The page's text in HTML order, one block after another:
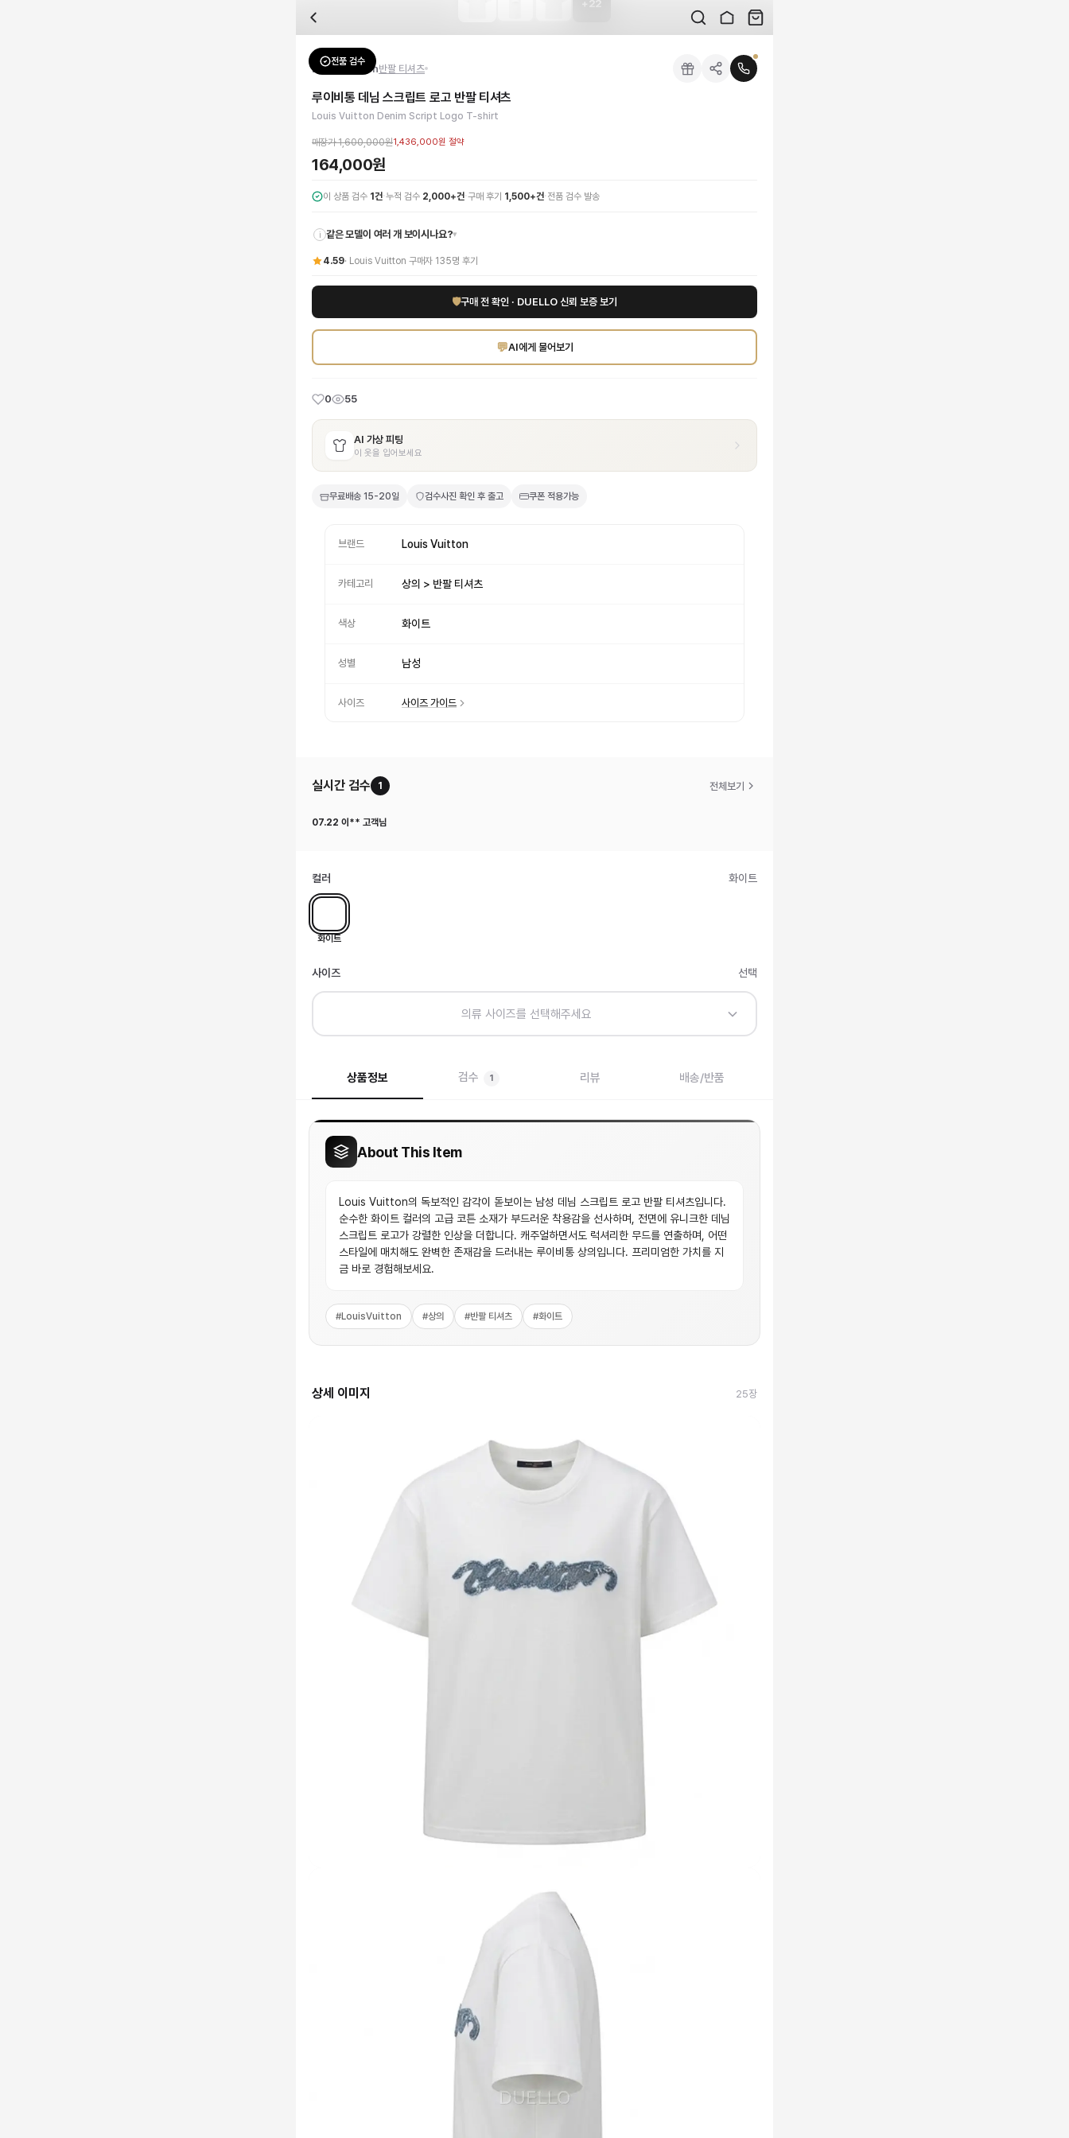
전문 스태프가 실물 상품을 직접 확인한 후 검수 사진을 제공합니다. 가죽 재질, 로고 각인, 스티치 간격, 하드웨어 색상, 내부 마감을 확인하며, 상품당 평균 4~8장의 검수 사진을 받아보실 수 있습니다.
수령 후 7일 이내 신청하시면 상품 하자, 사이즈 불일치, 고객 변심 모두 교환·반품이 가능합니다. 고객 변심 시 반품 배송비는 고객 부담이며, 상품 하자 시에는 무료입니다.
네, 쿠폰과 적립금을 결제 시 함께 사용하실 수 있습니다. 적립금은 1,000원 이상부터 사용 가능합니다.
상품 상세의 사이즈 정보를 참고해 선택하시고, 사이즈 선택이 어려우시면 카카오톡 1:1 상담으로 체형에 맞는 사이즈를 안내받으실 수 있습니다.
Louis Vuitton의 독보적인 감각이 돋보이는 남성 데님 스크립트 로고 반팔 티셔츠입니다. 순수한 화이트 컬러의 고급 코튼 소재가 부드러운 착용감을 선사하며, 전면에 유니크한 데님 스크립트 로고가 강렬한 인상을 더합니다. 캐주얼하면서도 럭셔
을 DUELLO에서 만나보세요. 고퀄리티 하이엔드 인증 상품. 무료배송.
22
전품 검수
Louis Vuitton반팔 티셔츠
루이비통 데님 스크립트 로고 반팔 티셔츠
Louis Vuitton Denim Script Logo T-shirt
매장가1,600,000원1,436,000원 절약
164,000원
이 상품 검수 1건·누적 검수 2,000+건·구매 후기 1,500+건· 전품 검수 발송
i 같은 모델이 여러 개 보이시나요?▾
4.59· Louis Vuitton 구매자 135명 후기
🛡구매 전 확인 · DUELLO 신뢰 보증 보기
💬AI에게 물어보기
0 55
AI 가상 피팅
이 옷을 입어보세요
무료배송 15-20일 검수사진 확인 후 출고 쿠폰 적용가능
브랜드 Louis Vuitton
카테고리 상의 > 반팔 티셔츠
색상 화이트
성별 남성
사이즈 사이즈 가이드
실시간 검수 1 전체보기
07.22 이** 고객님
컬러 화이트
화이트
사이즈 선택
의류 사이즈를 선택해주세요
상품정보 검수 1 리뷰 배송/반품
About This Item
Louis Vuitton의 독보적인 감각이 돋보이는 남성 데님 스크립트 로고 반팔 티셔츠입니다.
순수한 화이트 컬러의 고급 코튼 소재가 부드러운 착용감을 선사하며, 전면에 유니크한 데님
스크립트 로고가 강렬한 인상을 더합니다. 캐주얼하면서도 럭셔리한 무드를 연출하며, 어떤
스타일에 매치해도 완벽한 존재감을 드러내는 루이비통 상의입니다. 프리미엄한 가치를 지
금 바로 경험해보세요.
#LouisVuitton #상의 #반팔 티셔츠 #화이트
상세 이미지 25장